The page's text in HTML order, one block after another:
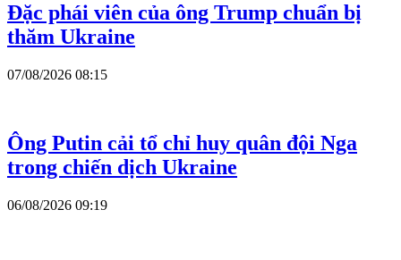
Đặc phái viên của ông Trump chuẩn bị
thăm Ukraine
07/08/2026 08:15
Ông Putin cải tổ chỉ huy quân đội Nga
trong chiến dịch Ukraine
06/08/2026 09:19